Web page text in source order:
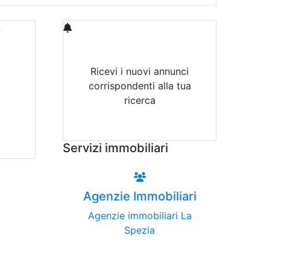
Ricevi i nuovi annunci
corrispondenti alla tua
ricerca
Servizi immobiliari
Agenzie Immobiliari
Agenzie immobiliari La
Spezia